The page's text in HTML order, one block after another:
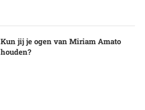
Kun jij je ogen van Miriam Amato
houden?